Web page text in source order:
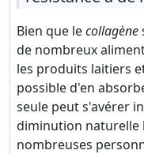
Bien que lecollagène
de nombreux
les produits laitiers
possible d'en
seule peut s'avérer
diminution naturelle
nombreuses